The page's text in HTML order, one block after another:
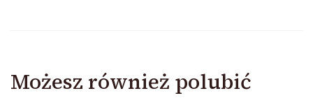
Możesz również polubić